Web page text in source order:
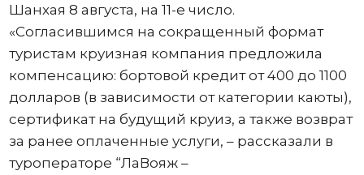
Шанхая 8 августа, на 11-е число.
«Согласившимся на сокращенный формат
туристам круизная компания предложила
компенсацию: бортовой кредит от 400 до 1100
долларов (в зависимости от категории каюты),
сертификат на будущий круиз, а также возврат
за ранее оплаченные услуги, – рассказали в
туроператоре “ЛаВояж –